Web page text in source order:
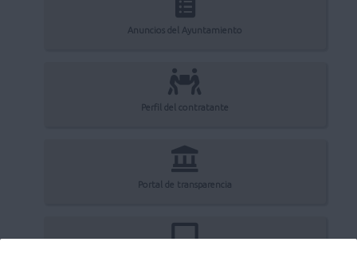
Anuncios del Ayuntamiento
Perfil del contratante
Portal de transparencia